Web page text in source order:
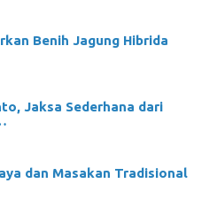
Benih Jagung Hibrida
Jaksa Sederhana dari
dan Masakan Tradisional